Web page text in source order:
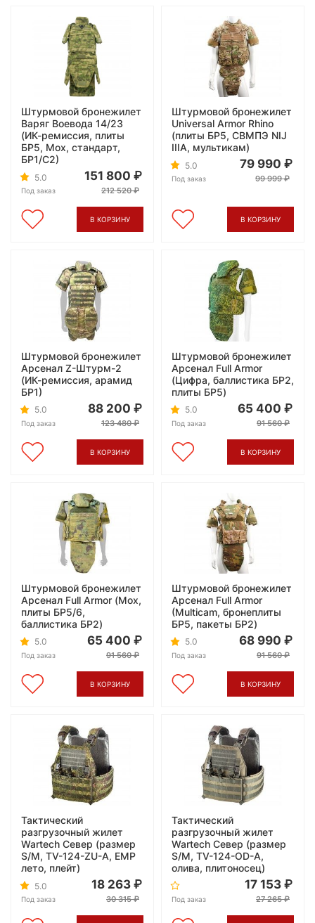
Штурмовой бронежилет
Варяг Воевода 14/23
(ИК-ремиссия, плиты
БР5, Мох, стандарт,
БР1/С2)
5.0
Под заказ
151 800
212 520
В КОРЗИНУ
Штурмовой бронежилет
Universal Armor Rhino
(плиты БР5, СВМПЭ NIJ
IIIA, мультикам)
5.0
Под заказ
79 990
99 999
В КОРЗИНУ
Штурмовой бронежилет
Арсенал Z-Штурм-2
(ИК-ремиссия, арамид
БР1)
5.0
Под заказ
88 200
123 480
В КОРЗИНУ
Штурмовой бронежилет
Арсенал Full Armor
(Цифра, баллистика БР2,
плиты БР5)
5.0
Под заказ
65 400
91 560
В КОРЗИНУ
Штурмовой бронежилет
Арсенал Full Armor (Мох,
плиты БР5/6,
баллистика БР2)
5.0
Под заказ
65 400
91 560
В КОРЗИНУ
Штурмовой бронежилет
Арсенал Full Armor
(Multicam, бронеплиты
БР5, пакеты БР2)
5.0
Под заказ
68 990
91 560
В КОРЗИНУ
Тактический
разгрузочный жилет
Wartech Север (размер
S/M, TV-124-ZU-A, ЕМР
лето, плейт)
5.0
Под заказ
18 263
30 315
Тактический
разгрузочный жилет
Wartech Север (размер
S/M, TV-124-OD-A,
олива, плитоносец)
Под заказ
17 153
27 265